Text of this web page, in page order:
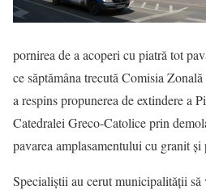
pornirea de a acoperi cu piatră tot
ce săptămâna trecută Comisia
a respins propunerea de extindere a
Catedralei Greco-Catolice prin
pavarea amplasamentului cu granit şi
Specialiştii au cerut municipalităţii